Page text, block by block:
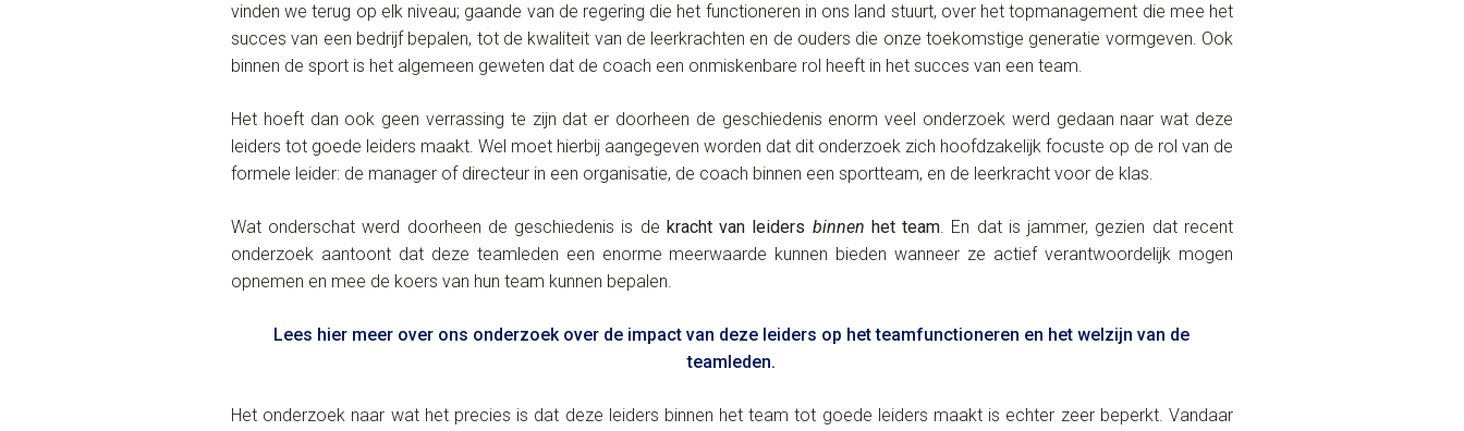
vinden we terug op elk niveau; gaande van de regering die het functioneren in ons land stuurt, over het topmanagement die mee het
succes van een bedrijf bepalen, tot de kwaliteit van de leerkrachten en de ouders die onze toekomstige generatie vormgeven. Ook
binnen de sport is het algemeen geweten dat de coach een onmiskenbare rol heeft in het succes van een team.
Het hoeft dan ook geen verrassing te zijn dat er doorheen de geschiedenis enorm veel onderzoek werd gedaan naar wat deze
leiders tot goede leiders maakt. Wel moet hierbij aangegeven worden dat dit onderzoek zich hoofdzakelijk focuste op de rol van de
formele leider: de manager of directeur in een organisatie, de coach binnen een sportteam, en de leerkracht voor de klas.
Wat onderschat werd doorheen de geschiedenis is de kracht van leiders binnen het team. En dat is jammer, gezien dat recent
onderzoek aantoont dat deze teamleden een enorme meerwaarde kunnen bieden wanneer ze actief verantwoordelijk mogen
opnemen en mee de koers van hun team kunnen bepalen.
Lees hier meer over ons onderzoek over de impact van deze leiders op het teamfunctioneren en het welzijn van de
teamleden.
Het onderzoek naar wat het precies is dat deze leiders binnen het team tot goede leiders maakt is echter zeer beperkt. Vandaar